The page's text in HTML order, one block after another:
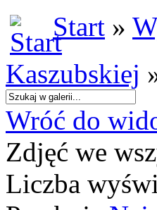
Start »
Kaszubskiej
Wróć do
Zdjęć we
Liczba